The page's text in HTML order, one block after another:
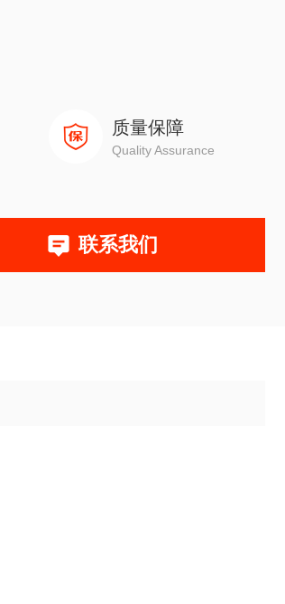
质量保障
Quality Assurance
联系我们